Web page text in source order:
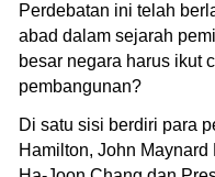
Perdebatan ini telah
abad dalam sejarah
besar negara harus ikut
pembangunan?
Di satu sisi berdiri para
Hamilton, John